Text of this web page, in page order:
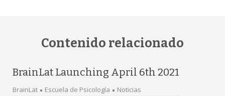
Contenido relacionado
BrainLat Launching April 6th 2021
BrainLat Escuela de Psicología Noticias